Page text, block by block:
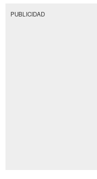
PUBLICIDAD